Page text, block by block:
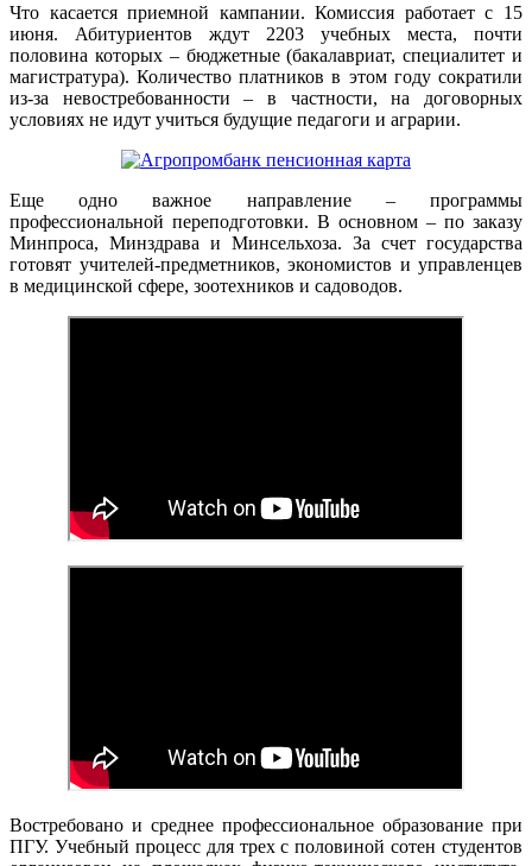
Что касается приемной кампании. Комиссия работает с 15
июня. Абитуриентов ждут 2203 учебных места, почти
половина которых – бюджетные (бакалавриат, специалитет и
магистратура). Количество платников в этом году сократили
из-за невостребованности – в частности, на договорных
условиях не идут учиться будущие педагоги и аграрии.
Еще одно важное направление – программы
профессиональной переподготовки. В основном – по заказу
Минпроса, Минздрава и Минсельхоза. За счет государства
готовят учителей-предметников, экономистов и управленцев
в медицинской сфере, зоотехников и садоводов.
Востребовано и среднее профессиональное образование при
ПГУ. Учебный процесс для трех с половиной сотен студентов